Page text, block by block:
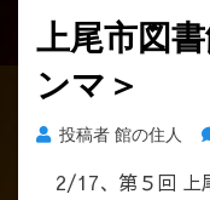
日:
上尾市図
ンマ＞
投稿者 館の住人
2/17、第５回 上